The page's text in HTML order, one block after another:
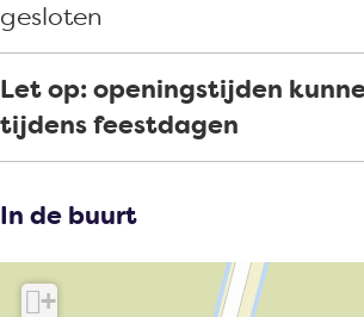
gesloten
Let op: openingstijden
tijdens feestdagen
In de buurt
+